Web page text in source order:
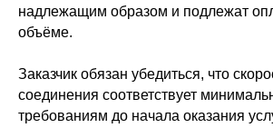
надлежащим образом и подлежат
объёме.
Заказчик обязан убедиться, что
соединения соответствует
требованиям до начала оказания